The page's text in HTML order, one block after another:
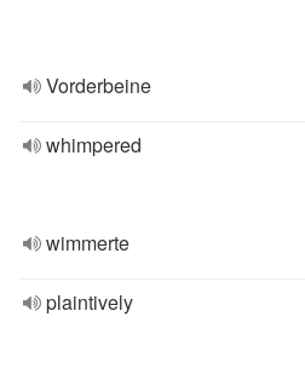
Vorderbeine
whimpered
wimmerte
plaintively